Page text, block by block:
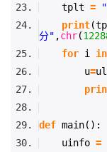
tplt =
print
分" ,chr(
for i in
u=
def main():
uinfo =